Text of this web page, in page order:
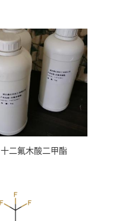
十二氟木酸二甲酯